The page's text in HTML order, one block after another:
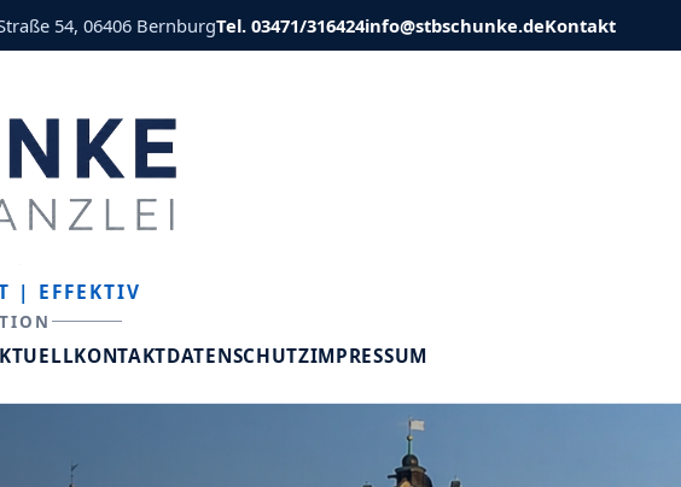
54, 06406 BernburgTel. 03471/316424info@stbschunke.deKontakt
| EFFEKTIV
KONTAKTDATENSCHUTZIMPRESSUM